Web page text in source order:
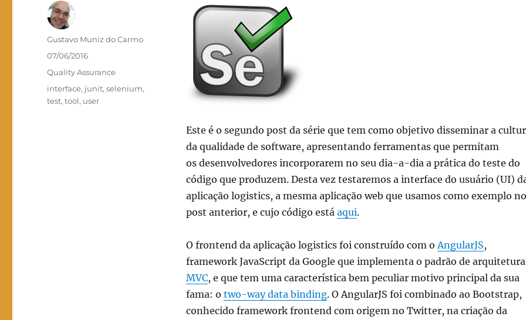
Este é o segundo post da série que tem como objetivo disseminar a
da qualidade de software, apresentando ferramentas que permitam
os desenvolvedores incorporarem no seu dia-a-dia a prática do teste do
código que produzem. Desta vez testaremos a interface do usuário (UI)
aplicação logistics, a mesma aplicação web que usamos como exemplo no
post anterior, e cujo código está aqui.
O frontend da aplicação logistics foi construído com oAngularJS,
framework JavaScript da Google que implementa o padrão de arquitetura
MVC, e que tem uma característica bem peculiar motivo principal da sua
fama: o two-way data binding. O AngularJS foi combinado ao Bootstrap,
conhecido framework frontend com origem no Twitter, na criação da
Autor
Gustavo Muniz do Carmo
Publicado
07/06/2016
Categorias
Quality Assurance
Tags
interface, junit,selenium,
test,tool, user